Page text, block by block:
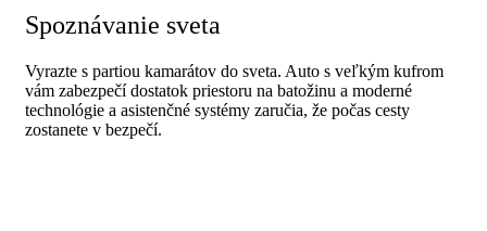
Spoznávanie sveta
Vyrazte s partiou kamarátov do sveta. Auto s veľkým kufrom
vám zabezpečí dostatok priestoru na batožinu a moderné
technológie a asistenčné systémy zaručia, že počas cesty
zostanete v bezpečí.